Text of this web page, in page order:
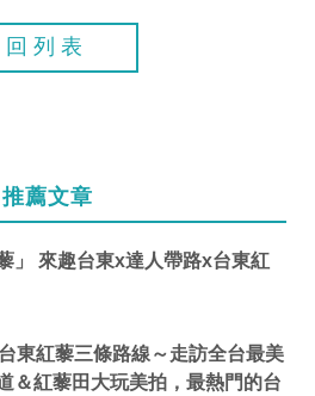
回列表
推薦文章
」 來趣台東x達人帶路x台東紅
東紅藜三條路線～走訪全台最美
＆紅藜田大玩美拍，最熱門的台